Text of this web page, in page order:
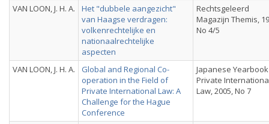
VAN LOON, J. H. A.
Het "dubbele aangezicht"
van Haagse verdragen:
volkenrechtelijke en
nationaalrechtelijke
aspecten
Rechtsgeleerd
Magazijn Themis,
No 4/5
VAN LOON, J. H. A.
Global and Regional Co-
operation in the Field of
Private International Law: A
Challenge for the Hague
Conference
Japanese
Private
Law, 2005, No 7